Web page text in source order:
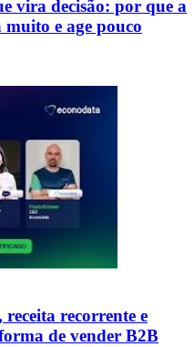
vira decisão: por que a
muito e age pouco
recorrente e
de vender B2B